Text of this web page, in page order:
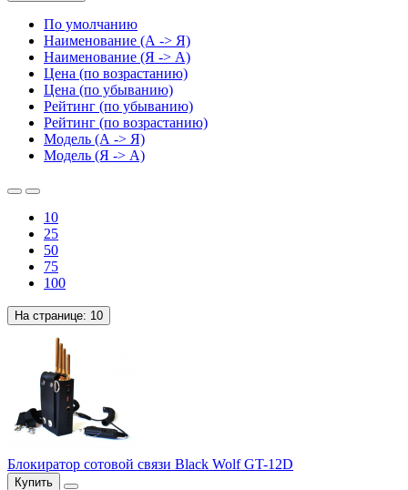
По умолчанию
Наименование (А -> Я)
Наименование (Я -> А)
Цена (по возрастанию)
Цена (по убыванию)
Рейтинг (по убыванию)
Рейтинг (по возрастанию)
Модель (А -> Я)
Модель (Я -> А)
10
25
50
75
100
На странице: 10
Блокиратор сотовой связи Black Wolf GT-12D
Купить